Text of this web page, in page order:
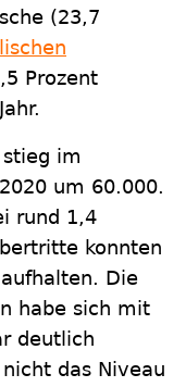
(23,7
Prozent
im
um 60.000.
rund 1,4
konnten
Die
habe sich mit
deutlich
das Niveau